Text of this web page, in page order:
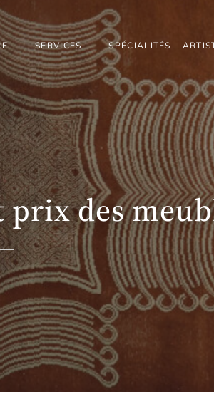
SERVICES SPÉCIALITÉS
des